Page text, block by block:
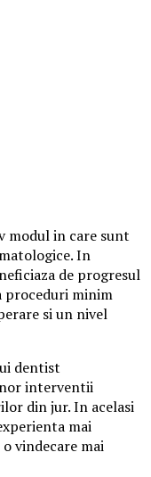
modul in care sunt
In
de progresul
proceduri minim
si un nivel
dentist
interventii
din jur. In acelasi
mai
vindecare mai